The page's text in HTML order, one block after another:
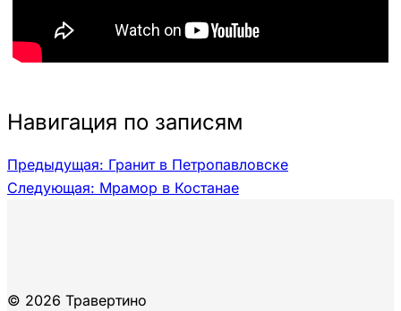
Навигация по записям
Предыдущая: Гранит в Петропавловске
Следующая: Мрамор в Костанае
© 2026 Травертино